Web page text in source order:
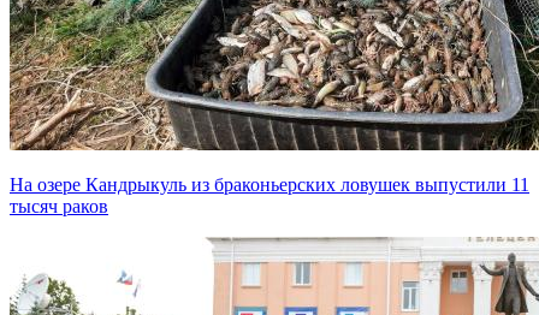
На озере Кандрыкуль из браконьерских ловушек выпустили 11
тысяч раков